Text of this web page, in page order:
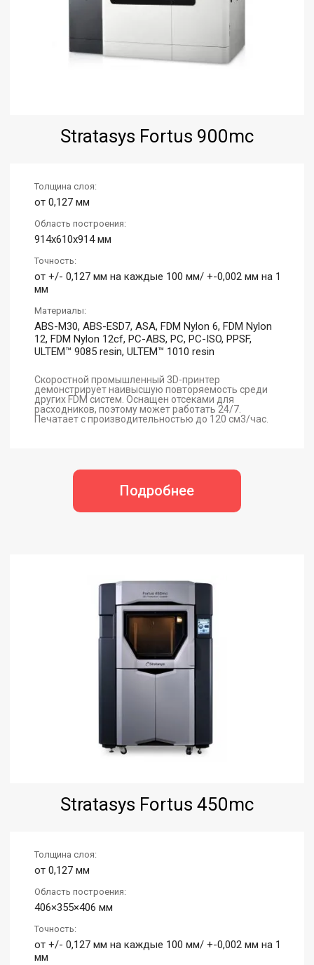
Stratasys Fortus 900mc
Толщина слоя:
от 0,127 мм
Область построения:
914x610x914 мм
Точность:
от +/- 0,127 мм на каждые 100 мм/ +-0,002 мм на 1
мм
Материалы:
ABS-M30, ABS-ESD7, ASA, FDM Nylon 6, FDM Nylon
12, FDM Nylon 12cf, PC-ABS, PC, PC-ISO, PPSF,
ULTEM™ 9085 resin, ULTEM™ 1010 resin
Скоростной промышленный 3D-принтер
демонстрирует наивысшую повторяемость среди
других FDM систем. Оснащен отсеками для
расходников, поэтому может работать 24/7.
Печатает с производительностью до 120 см3/час.
Подробнее
Stratasys Fortus 450mc
Толщина слоя:
от 0,127 мм
Область построения:
406×355×406 мм
Точность:
от +/- 0,127 мм на каждые 100 мм/ +-0,002 мм на 1
мм